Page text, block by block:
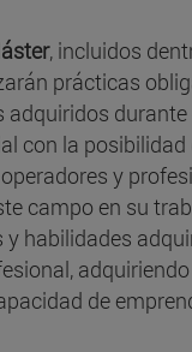
, incluidos
prácticas
durante
con la
y
campo en su
habilidades
de